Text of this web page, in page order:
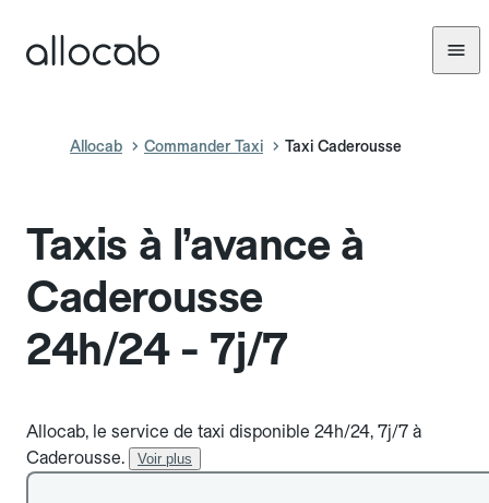
Allocab Commander Taxi Taxi Caderousse
Taxis à l’avance à
Caderousse
24h/24 - 7j/7
Allocab, le service de taxi disponible 24h/24, 7j/7 à
Caderousse.
Voir plus